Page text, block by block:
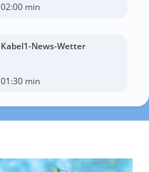
02:00 min
Kabel1-News-Wetter
01:30 min